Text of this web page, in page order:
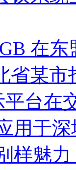
在
省某
平台在
用于
样魅